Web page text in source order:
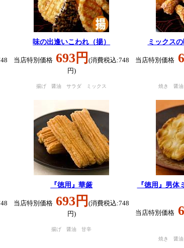
味の出逢いこわれ（揚）
当店特別価格 693円(消費税込:748
円)
揚げ 醤油 サラダ ミックス
ミックス
当店特別価格
焼き 醤
『徳用』華厳
当店特別価格 693円(消費税込:748
円)
揚げ 醤油 甘辛
『徳用』男体
当店特別価格
焼き 醤